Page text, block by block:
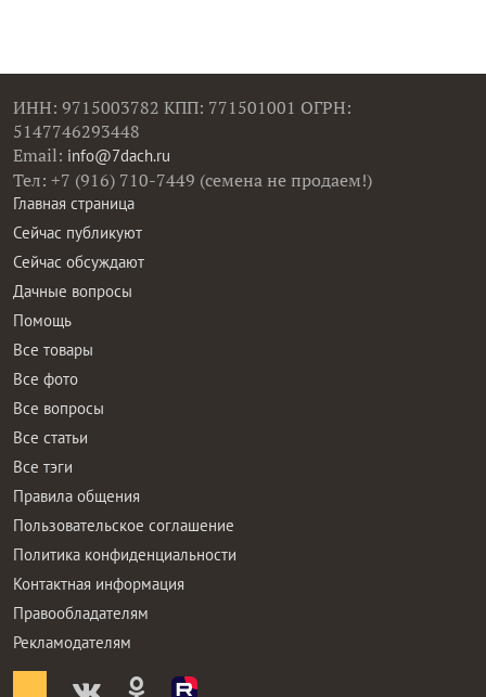
ИНН: 9715003782 КПП: 771501001 ОГРН:
5147746293448
Email: info@7dach.ru
Тел: +7 (916) 710-7449 (семена не продаем!)
Главная страница
Сейчас публикуют
Сейчас обсуждают
Дачные вопросы
Помощь
Все товары
Все фото
Все вопросы
Все статьи
Все тэги
Правила общения
Пользовательское соглашение
Политика конфиденциальности
Контактная информация
Правообладателям
Рекламодателям